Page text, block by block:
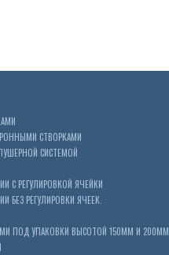
СТВОРКАМИ
СИСТЕМОЙ
С РЕГУЛИРОВКОЙ ЯЧЕЙКИ
БЕЗ РЕГУЛИРОВКИ ЯЧЕЕК.
ПОД УПАКОВКИ ВЫСОТОЙ 150ММ И 200ММ.